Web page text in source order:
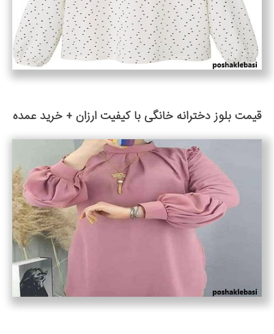
قیمت بلوز دخترانه خانگی با کیفیت ارزان + خرید عمده